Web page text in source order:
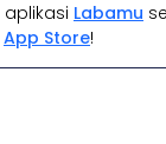
Labamu
App Store!